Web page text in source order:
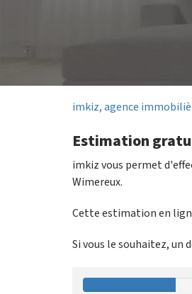
imkiz, agence
Estimation
imkiz vous permet
Wimereux.
Cette estimation en
Si vous le souhaitez,